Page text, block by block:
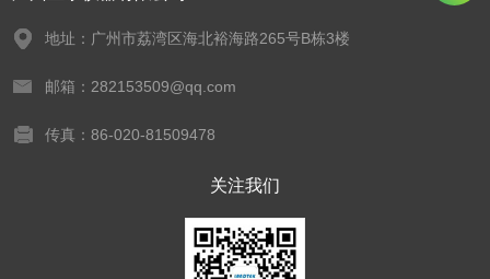
地址：广州市荔湾区海北裕海路265号B栋3楼
邮箱：282153509@qq.com
传真：86-020-81509478
关注我们